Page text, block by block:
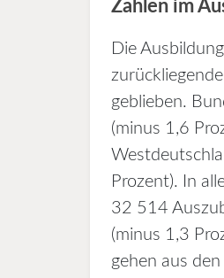
Zahlen im
Die
geblieben.
(minus 1,6
Prozent). In
32 514
(minus 1,3
gehen aus